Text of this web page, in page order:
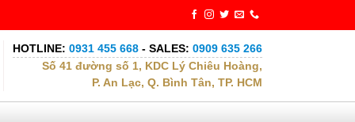
HOTLINE: 0931 455 668 - SALES: 0909 635 266
Số 41 đường số 1, KDC Lý Chiêu Hoàng,
P. An Lạc, Q. Bình Tân, TP. HCM